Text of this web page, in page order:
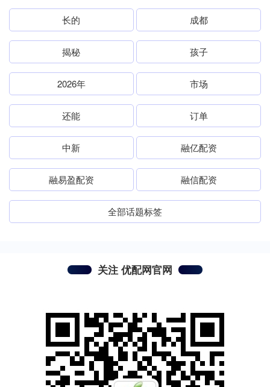
长的 成都
揭秘 孩子
2026年 市场
还能 订单
中新 融亿配资
融易盈配资 融信配资
全部话题标签
关注 优配网官网